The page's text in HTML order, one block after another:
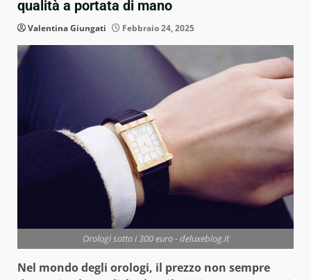
qualità a portata di mano
Valentina Giungati Febbraio 24, 2025
Orologi sotto i 300 euro - deluxeblog.it
Nel mondo degli orologi, il prezzo non sempre